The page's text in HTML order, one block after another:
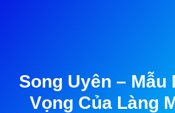
Song Uyên – Mẫu
Vọng Của Làng